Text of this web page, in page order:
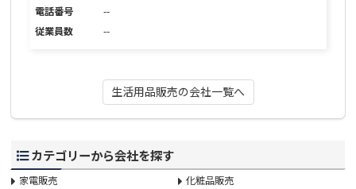
電話番号
--
従業員数
--
生活用品販売の会社一覧へ
カテゴリーから会社を探す
家電販売
化粧品販売